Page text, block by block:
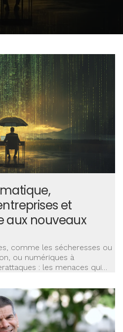
et
aux nouveaux
comme les sécheresses ou
ou numériques à
: les menaces qui
s’organise pour contrer ou
Les entreprises
Former et s’équiper devient
de leur côté, ajustent